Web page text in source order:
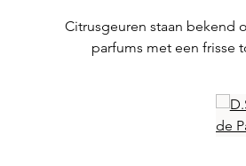
Citrusgeuren staan bekend
parfums met een frisse